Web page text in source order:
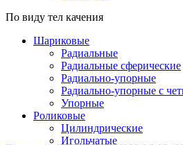
По виду тел качения
Шариковые
Радиальные
Радиальные сферические
Радиально-упорные
Радиально-упорные с
Упорные
Роликовые
Цилиндрические
Игольчатые